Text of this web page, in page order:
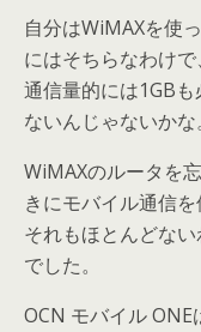
自分はWiMAXを使
にはそちらなわけで、
通信量的には1GB
ないんじゃないかな。
WiMAXのルータを
きにモバイル通信を
それもほとんどな
でした。
OCN モバイル